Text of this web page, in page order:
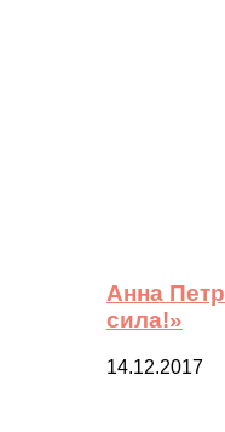
Анна
сила!»
14.12.2017